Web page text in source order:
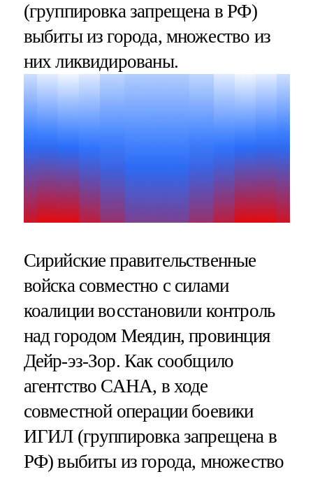
(группировка запрещена в РФ)
выбиты из города, множество из
них ликвидированы.
Сирийские правительственные
войска совместно с силами
коалиции восстановили контроль
над городом Меядин, провинция
Дейр-эз-Зор. Как сообщило
агентство САНА, в ходе
совместной операции боевики
ИГИЛ (группировка запрещена в
РФ) выбиты из города, множество